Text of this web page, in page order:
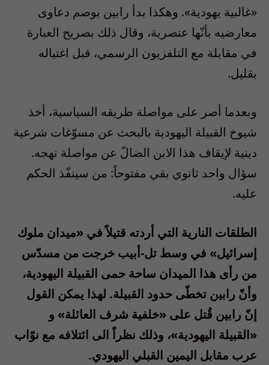
«غالبية يهودية». وهكذا بدأ رابين بوصم دعاوى
معارضيه بأنّها عنصرية، وقال ذلك بصريح العبارة
في مقابلة مع التلفزيون الرسمي، قبل اغتياله
بقليل.
وبعدما أصر على مواصلة طريقه السياسية، أخذ
شيوخ القبيلة اليهودية بالبحث عن مسوّغات شرعية
دينية لإيقاف هذا الابن الضالّ عن مواصلة نهجه.
سؤال واحد ثانوي بقي مفتوحاً: من سينفّذ الحكم
عليه.
الطلقات النارية التي أردته قتيلاً في «ميدان ملوك
إسرائيل» في وسط تل-أبيب خرجت من مسدّس
من رأى هذا الميدان ساحة حمى القبيلة اليهودية،
وأنّ رابين تخطّى حدود القبيلة. لهذا يمكن القول
إنّ رابين قُتل على «خلفية شرف العائلة» و
«القبيلة اليهودية»، وذلك نظراً الى ائتلافه مع نوّاب
عرب مقابل اليمين القبلي اليهودي.